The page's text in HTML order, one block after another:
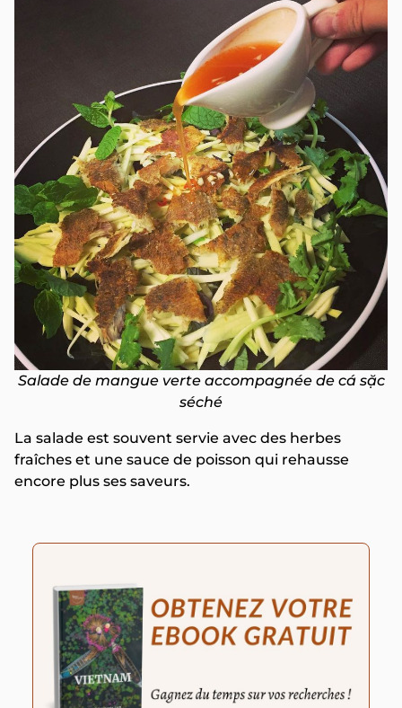
Salade de mangue verte accompagnée de cá sặc
séché
La salade est souvent servie avec des herbes
fraîches et une sauce de poisson qui rehausse
encore plus ses saveurs.